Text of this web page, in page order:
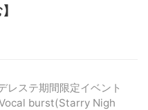
レステ期間限定イベント
Vocal burst(Starry Nigh